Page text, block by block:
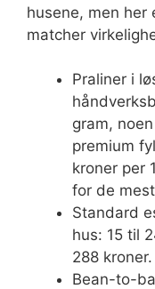
husene, men her
matcher
Praliner i
gram,
premium
kroner per
for de
Standard
hus: 15 til
288 kroner.
Bean-to-